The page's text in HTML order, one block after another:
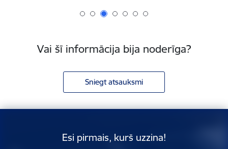
Vai šī informācija bija noderīga?
Sniegt atsauksmi
Esi pirmais, kurš uzzina!